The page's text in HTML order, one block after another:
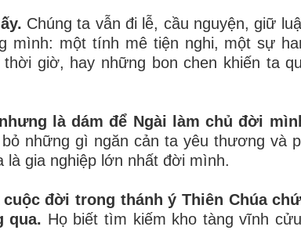
Chúng ta vẫn đi lễ, cầu nguyện, giữ
mình: một tính mê tiện nghi, một sự
giờ, hay những bon chen khiến ta
là dám để Ngài làm chủ đời
những gì ngăn cản ta yêu thương và
là gia nghiệp lớn nhất đời mình.
đời trong thánh ý Thiên Chúa
qua. Họ biết tìm kiếm kho tàng vĩnh